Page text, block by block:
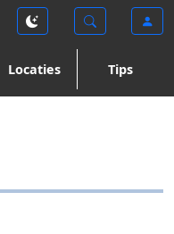
Locaties Tips